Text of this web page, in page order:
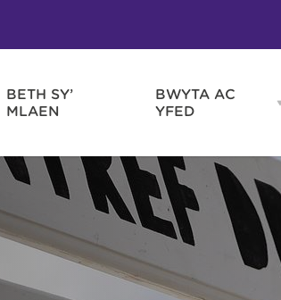
BETH SY’
MLAEN
BWYTA AC
YFED
Blas ar Gymru
Bwytai
Tafarndai a
Caffis a Delis